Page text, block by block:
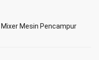
Mesin Pencampur